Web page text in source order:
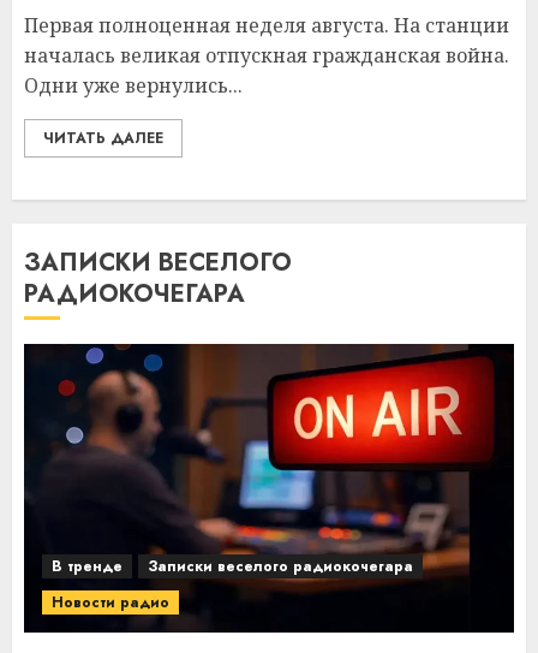
Первая полноценная неделя августа. На станции
началась великая отпускная гражданская война.
Одни уже вернулись...
ЧИТАТЬ ДАЛЕЕ
ЗАПИСКИ ВЕСЕЛОГО
РАДИОКОЧЕГАРА
В тренде
Записки веселого радиокочегара
Новости радио